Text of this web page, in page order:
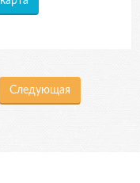
Следующая